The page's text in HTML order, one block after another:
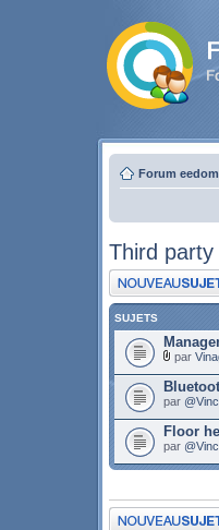
Forum
Third party
Publier un nouveau
SUJETS
par
par
Floor
par
Publier un nouveau